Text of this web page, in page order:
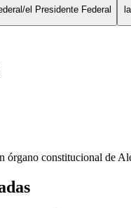
el Presidente Federal
órgano constitucional de